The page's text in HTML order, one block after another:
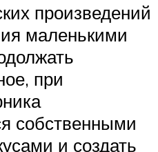
произведений
маленькими
при
собственными
и создать